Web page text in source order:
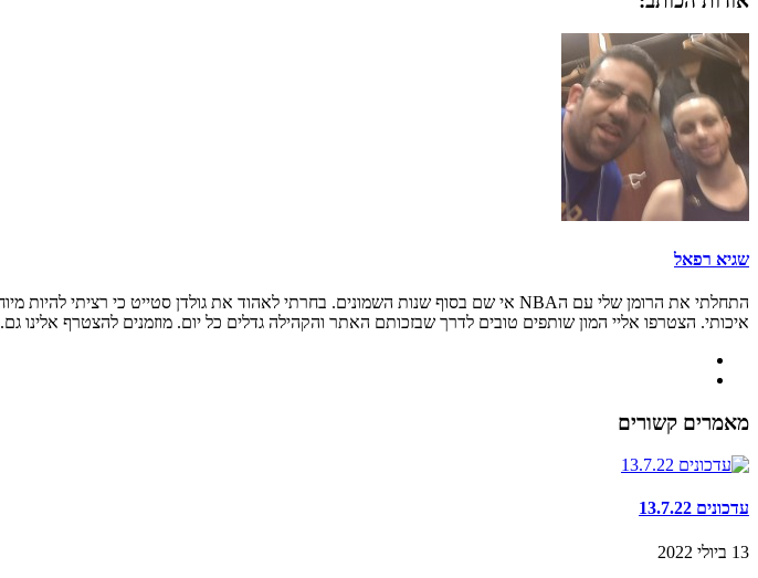
שגיא רפאל
איכותי. הצטרפו אליי המון שותפים טובים לדרך שבזכותם האתר והקהילה גדלים כל יום. מוזמנים להצטרף אלינו גם.
מאמרים קשורים
עדכונים 13.7.22
13 ביולי 2022